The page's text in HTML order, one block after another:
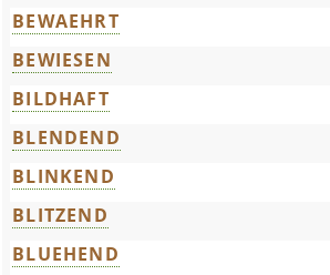
BEWAEHRT
BEWIESEN
BILDHAFT
BLENDEND
BLINKEND
BLITZEND
BLUEHEND